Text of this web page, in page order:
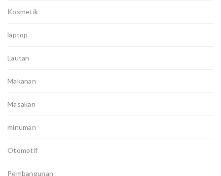
Kosmetik
laptop
Lautan
Makanan
Masakan
minuman
Otomotif
Pembangunan